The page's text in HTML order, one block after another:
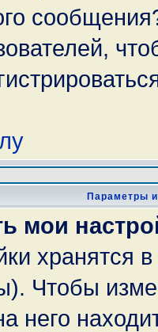
Параметры
мои
хранятся
Чтобы
него